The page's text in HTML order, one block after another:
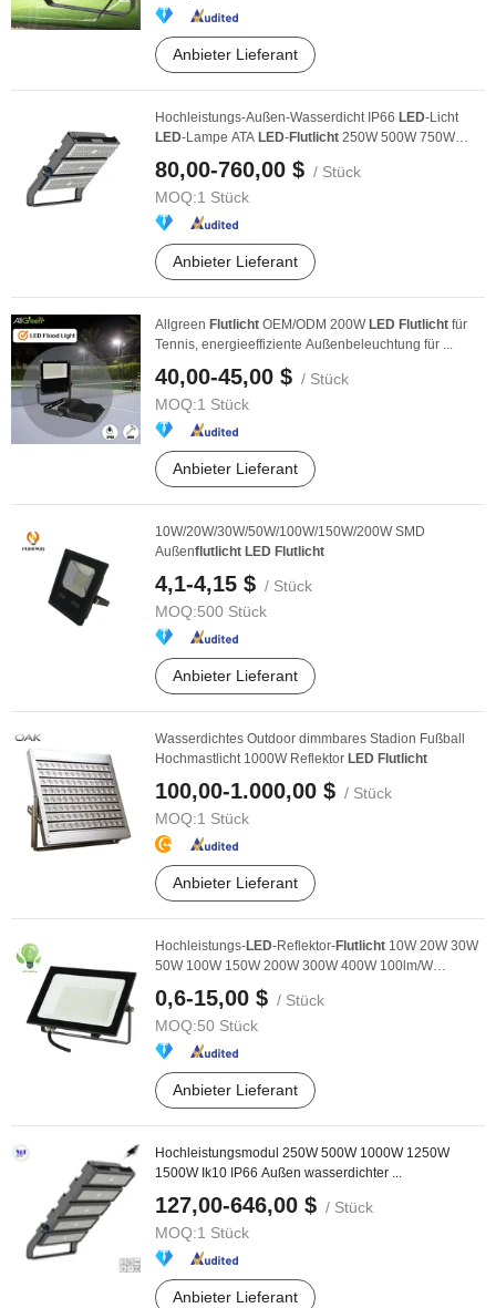
Anbieter Lieferant
Hochleistungs-Außen-Wasserdicht IP66 LED-Licht
LED-Lampe ATA LED-Flutlicht 250W 500W 750W
80,00-760,00 $ / Stück
MOQ:1 Stück
Anbieter Lieferant
Allgreen Flutlicht OEM/ODM 200W LED Flutlicht für
Tennis, energieeffiziente Außenbeleuchtung für ...
40,00-45,00 $ / Stück
MOQ:1 Stück
Anbieter Lieferant
10W/20W/30W/50W/100W/150W/200W SMD
Außenflutlicht LED Flutlicht
4,1-4,15 $ / Stück
MOQ:500 Stück
Anbieter Lieferant
Wasserdichtes Outdoor dimmbares Stadion Fußball
Hochmastlicht 1000W Reflektor LED Flutlicht
100,00-1.000,00 $ / Stück
MOQ:1 Stück
Anbieter Lieferant
Hochleistungs-LED-Reflektor-Flutlicht 10W 20W 30W
50W 100W 150W 200W 300W 400W 100lm/W
0,6-15,00 $ / Stück
MOQ:50 Stück
Anbieter Lieferant
Hochleistungsmodul 250W 500W 1000W 1250W
1500W Ik10 IP66 Außen wasserdichter ...
127,00-646,00 $ / Stück
MOQ:1 Stück
Anbieter Lieferant